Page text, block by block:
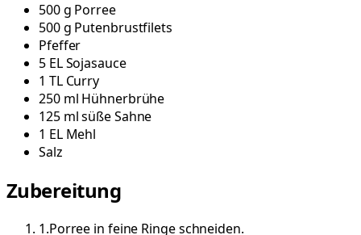
500g Porree
500g Putenbrustfilets
Pfeffer
5 ELSojasauce
1 TL Curry
250 ml Hühnerbrühe
125 mlsüße Sahne
1 EL Mehl
Salz
Zubereitung
1.Porree in feine Ringe schneiden.